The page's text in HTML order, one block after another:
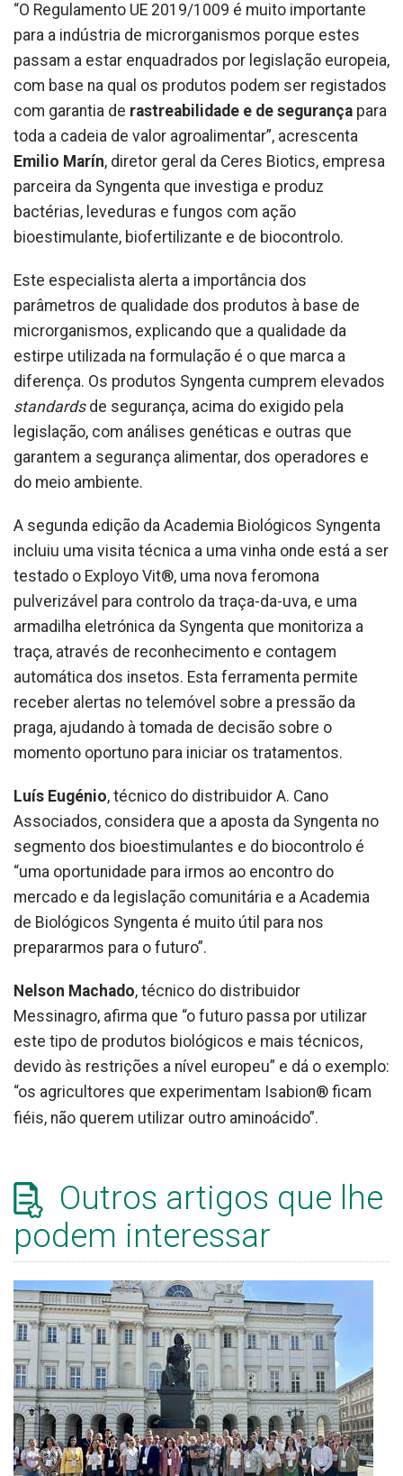
“O Regulamento UE 2019/1009 é muito importante
para a indústria de microrganismos porque estes
passam a estar enquadrados por legislação europeia,
com base na qual os produtos podem ser registados
com garantia de rastreabilidade e de segurança para
toda a cadeia de valor agroalimentar”, acrescenta
Emilio Marín, diretor geral da Ceres Biotics, empresa
parceira da Syngenta que investiga e produz
bactérias, leveduras e fungos com ação
bioestimulante, biofertilizante e de biocontrolo.
Este especialista alerta a importância dos
parâmetros de qualidade dos produtos à base de
microrganismos, explicando que a qualidade da
estirpe utilizada na formulação é o que marca a
diferença. Os produtos Syngenta cumprem elevados
standards de segurança, acima do exigido pela
legislação, com análises genéticas e outras que
garantem a segurança alimentar, dos operadores e
do meio ambiente.
A segunda edição da Academia Biológicos Syngenta
incluiu uma visita técnica a uma vinha onde está a ser
testado o Exployo Vit®, uma nova feromona
pulverizável para controlo da traça-da-uva, e uma
armadilha eletrónica da Syngenta que monitoriza a
traça, através de reconhecimento e contagem
automática dos insetos. Esta ferramenta permite
receber alertas no telemóvel sobre a pressão da
praga, ajudando à tomada de decisão sobre o
momento oportuno para iniciar os tratamentos.
Luís Eugénio, técnico do distribuidor A. Cano
Associados, considera que a aposta da Syngenta no
segmento dos bioestimulantes e do biocontrolo é
“uma oportunidade para irmos ao encontro do
mercado e da legislação comunitária e a Academia
de Biológicos Syngenta é muito útil para nos
prepararmos para o futuro”.
Nelson Machado, técnico do distribuidor
Messinagro, afirma que “o futuro passa por utilizar
este tipo de produtos biológicos e mais técnicos,
devido às restrições a nível europeu” e dá o exemplo:
“os agricultores que experimentam Isabion® ficam
fiéis, não querem utilizar outro aminoácido”.
Outros artigos que lhe
podem interessar